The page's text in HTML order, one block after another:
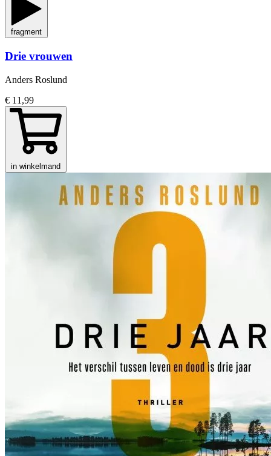
fragment
Drie vrouwen
Anders Roslund
€ 11,99
in winkelmand